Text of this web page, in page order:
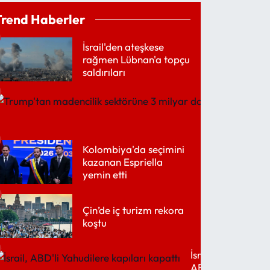
Haberler
İsrail'den ateşkese
rağmen Lübnan'a topçu
saldırıları
Kolombiya'da seçimini
kazanan Espriella
yemin etti
Çin’de iç turizm rekora
koştu
İsrail,